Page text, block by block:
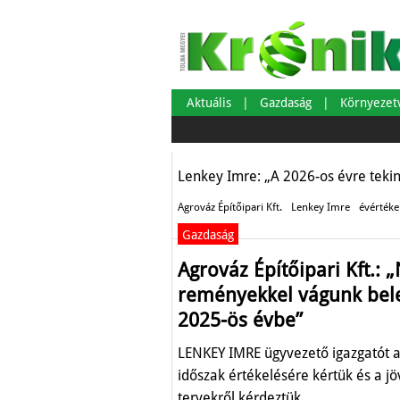
Aktuális Gazdaság
Agrováz
advent volt,
Gazdaság
Lenkey Imre: „A 2026-os évre
Agrováz Építőipari Kft. Lenkey Imre
Gazdaság
Agrováz Építőipari Kft.:
reményekkel vágunk
2025-ös évbe”
LENKEY IMRE ügyvezető igazgatót
időszak értékelésére kértük és a